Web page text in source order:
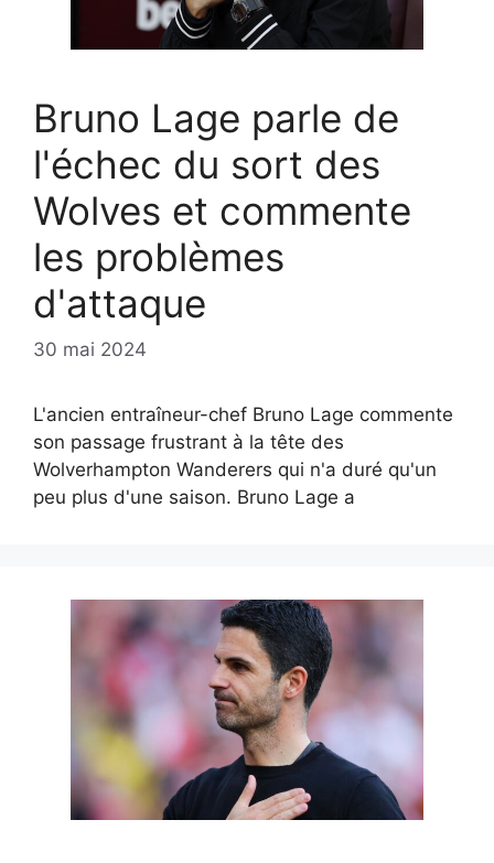
Bruno Lage parle de
l'échec du sort des
Wolves et commente
les problèmes
d'attaque
30 mai 2024
L'ancien entraîneur-chef Bruno Lage commente
son passage frustrant à la tête des
Wolverhampton Wanderers qui n'a duré qu'un
peu plus d'une saison. Bruno Lage a